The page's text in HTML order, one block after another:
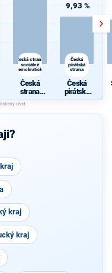
Česká strana
sociálně
demokratická
Česká
strana
sociálně
demokrati
cká
9,93 %
Česká
pirátská
strana
Česká
pirátská
strana
kraj
kraj